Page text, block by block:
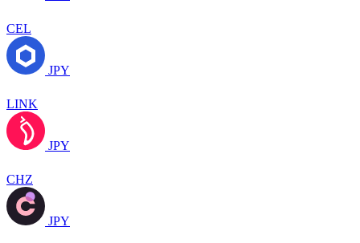
CEL
JPY
LINK
JPY
CHZ
JPY